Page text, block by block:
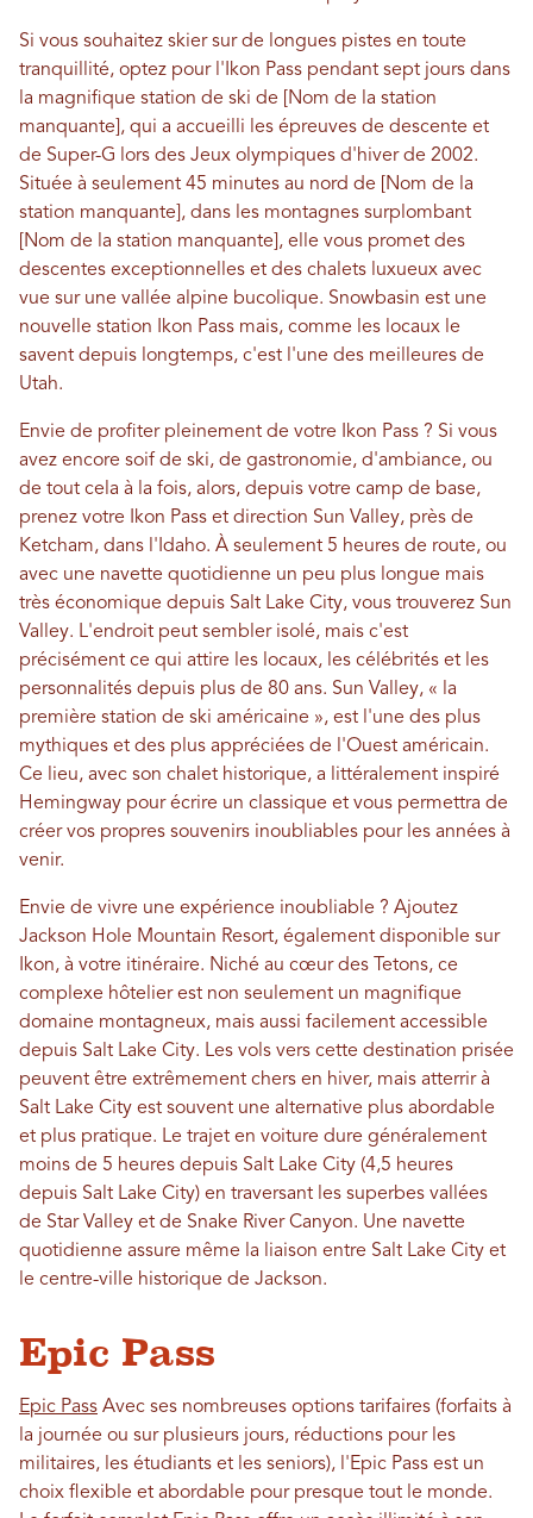
Si vous souhaitez skier sur de longues pistes en toute
tranquillité, optez pour l'Ikon Pass pendant sept jours dans
la magnifique station de ski de [Nom de la station
manquante], qui a accueilli les épreuves de descente et
de Super-G lors des Jeux olympiques d'hiver de 2002.
Située à seulement 45 minutes au nord de [Nom de la
station manquante], dans les montagnes surplombant
[Nom de la station manquante], elle vous promet des
descentes exceptionnelles et des chalets luxueux avec
vue sur une vallée alpine bucolique. Snowbasin est une
nouvelle station Ikon Pass mais, comme les locaux le
savent depuis longtemps, c'est l'une des meilleures de
Utah.
Envie de profiter pleinement de votre Ikon Pass ? Si vous
avez encore soif de ski, de gastronomie, d'ambiance, ou
de tout cela à la fois, alors, depuis votre camp de base,
prenez votre Ikon Pass et direction Sun Valley, près de
Ketcham, dans l'Idaho. À seulement 5 heures de route, ou
avec une navette quotidienne un peu plus longue mais
très économique depuis Salt Lake City, vous trouverez Sun
Valley. L'endroit peut sembler isolé, mais c'est
précisément ce qui attire les locaux, les célébrités et les
personnalités depuis plus de 80 ans. Sun Valley, « la
première station de ski américaine », est l'une des plus
mythiques et des plus appréciées de l'Ouest américain.
Ce lieu, avec son chalet historique, a littéralement inspiré
Hemingway pour écrire un classique et vous permettra de
créer vos propres souvenirs inoubliables pour les années à
venir.
Envie de vivre une expérience inoubliable ? Ajoutez
Jackson Hole Mountain Resort, également disponible sur
Ikon, à votre itinéraire. Niché au cœur des Tetons, ce
complexe hôtelier est non seulement un magnifique
domaine montagneux, mais aussi facilement accessible
depuis Salt Lake City. Les vols vers cette destination prisée
peuvent être extrêmement chers en hiver, mais atterrir à
Salt Lake City est souvent une alternative plus abordable
et plus pratique. Le trajet en voiture dure généralement
moins de 5 heures depuis Salt Lake City (4,5 heures
depuis Salt Lake City) en traversant les superbes vallées
de Star Valley et de Snake River Canyon. Une navette
quotidienne assure même la liaison entre Salt Lake City et
le centre-ville historique de Jackson.
Epic Pass
Epic Pass Avec ses nombreuses options tarifaires (forfaits à
la journée ou sur plusieurs jours, réductions pour les
militaires, les étudiants et les seniors), l'Epic Pass est un
choix flexible et abordable pour presque tout le monde.